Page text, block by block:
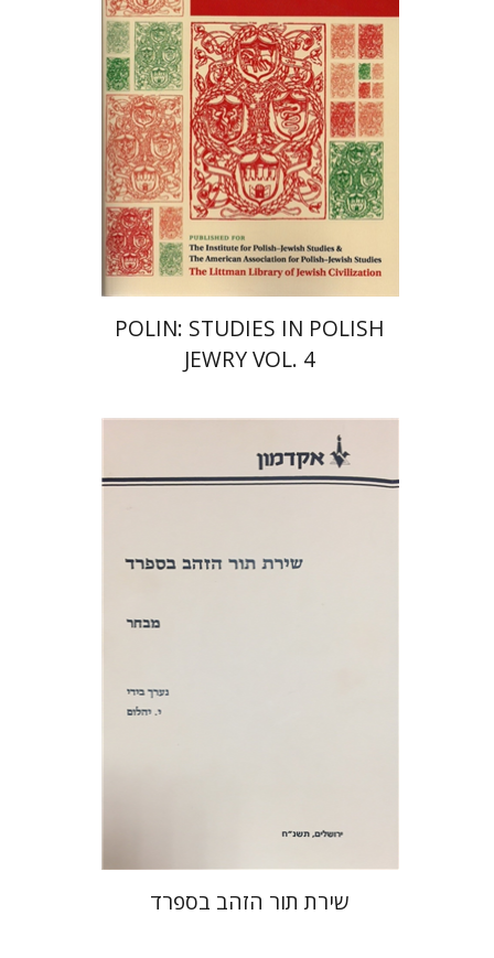
הנחת אתר ספר מודפס
$49
$44
POLIN: STUDIES IN POLISH
JEWRY VOL. 4
יוסף יהלום
שירת תור הזהב בספרד